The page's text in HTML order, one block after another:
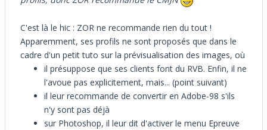
C'est là le hic : ZOR ne recommande rien du tout !
Apparemment, ses profils ne sont proposés que dans le
cadre d'un petit tuto sur la prévisualisation des images, où
il présuppose que ses clients font du RVB. Enfin, il ne
l'avoue pas explicitement, mais... (point suivant)
il leur recommande de convertir en Adobe-98 s'ils
n'y sont pas déjà
sur Photoshop, il leur dit d'activer le menu Epreuve